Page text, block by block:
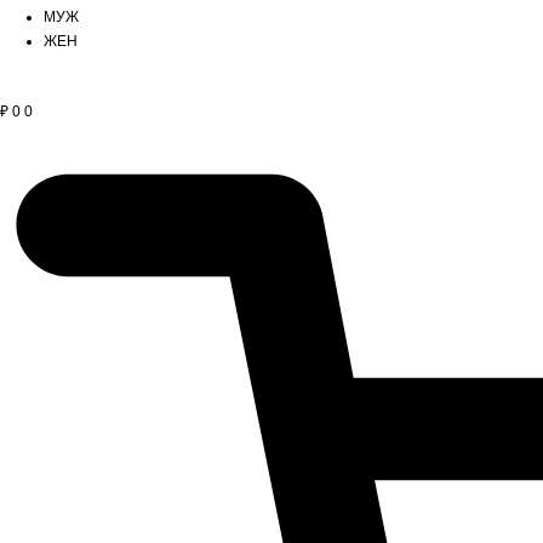
МУЖ
ЖЕН
₽ 0 0